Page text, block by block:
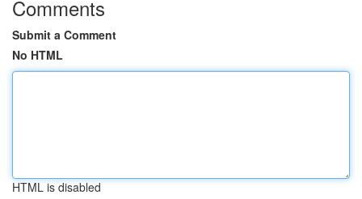
Comments
Submit a Comment
No HTML
HTML is disabled